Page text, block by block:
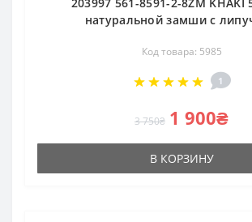
натуральной замши с
Код товара: 5985
1
3 750₴ 1 900₴
В КОРЗИНУ